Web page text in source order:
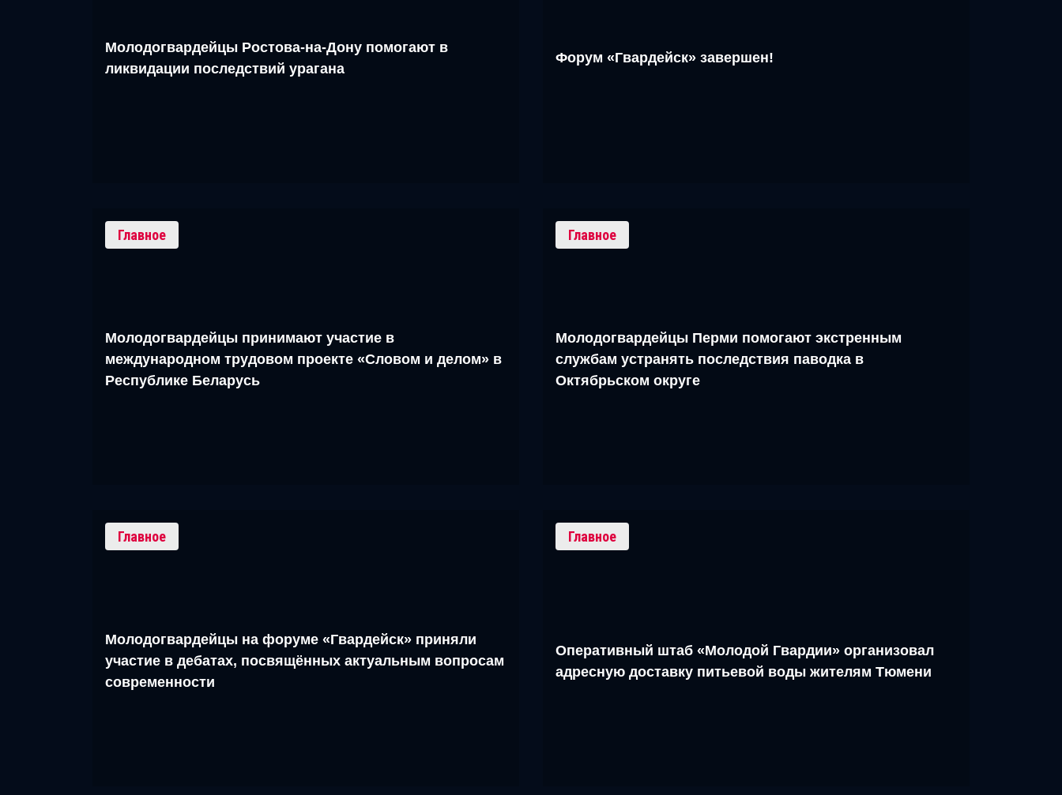
Молодогвардейцы Ростова-на-Дону помогают в
ликвидации последствий урагана
Форум «Гвардейск» завершен!
Главное
Молодогвардейцы принимают участие в
международном трудовом проекте «Словом и делом» в
Республике Беларусь
Главное
Молодогвардейцы Перми помогают экстренным
службам устранять последствия паводка в
Октябрьском округе
Главное
Молодогвардейцы на форуме «Гвардейск» приняли
участие в дебатах, посвящённых актуальным вопросам
современности
Главное
Оперативный штаб «Молодой Гвардии» организовал
адресную доставку питьевой воды жителям Тюмени